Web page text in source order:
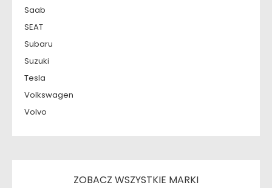
Saab
SEAT
Subaru
Suzuki
Tesla
Volkswagen
Volvo
ZOBACZ WSZYSTKIE MARKI